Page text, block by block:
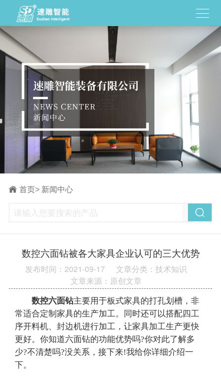
首页> 新闻中心
数控六面钻被各大家具企业认可的三大优势
发布时间：2021-09-17
文章分类：技术知识
文章来源：原创文章
数控六面钻主要用于板式家具的打孔划槽，非
常适合定制家具的生产加工。同时还可以搭配四工
序开料机、封边机进行加工，让家具加工生产更快
更好。你知道六面钻的功能优势吗?你对此了解多
少?不清楚吗?没关系，接下来!我给你详细介绍一
下。